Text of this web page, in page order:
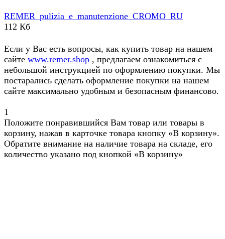
REMER_pulizia_e_manutenzione_CROMO_RU
112 Кб
Если у Вас есть вопросы, как купить товар на нашем
сайте www.remer.shop , предлагаем ознакомиться с
небольшой инструкцией по оформлению покупки. Мы
постарались сделать оформление покупки на нашем
сайте максимально удобным и безопасным финансово.
1
Положите понравившийся Вам товар или товары в
корзину, нажав в карточке товара кнопку «В корзину».
Обратите внимание на наличие товара на складе, его
количество указано под кнопкой «В корзину»